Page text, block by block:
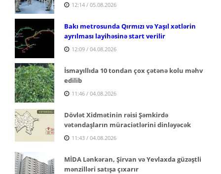
12:14 / 05.08.2026
Bakı metrosunda Qırmızı və Yaşıl xətlərin
ayrılması layihəsinə start verilir
12:09 / 04.08.2026
İsmayıllıda 10 tondan çox çətənə kolu məhv
edilib
11:46 / 04.08.2026
Dövlət Xidmətinin rəisi Şəmkirdə
vətəndaşların müraciətlərini dinləyəcək
11:43 / 04.08.2026
MİDA Lənkəran, Şirvan və Yevlaxda güzəştli
mənzilləri satışa çıxarır